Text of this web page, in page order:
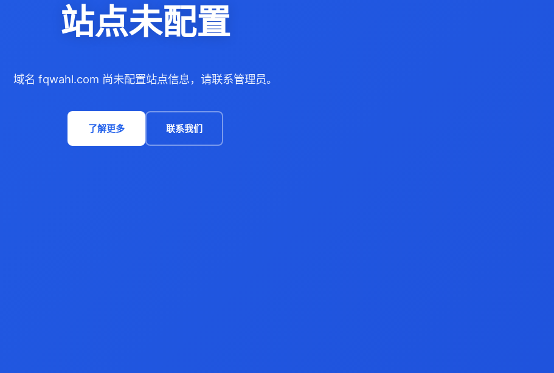
站点未配置
域名 fqwahl.com 尚未配置站点信息，请联系管理员。
了解更多 联系我们